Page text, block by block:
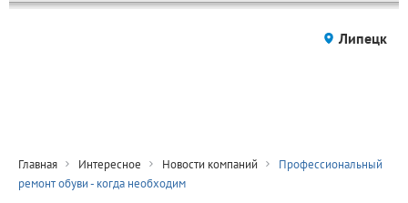
Липецк
Главная Интересное Новости компаний
Профессиональный
ремонт обуви - когда необходим